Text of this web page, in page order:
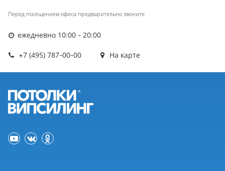
Перед посещением офиса предварительно звоните
ежедневно 10:00 - 20:00
+7 (495) 787-00-00 На карте